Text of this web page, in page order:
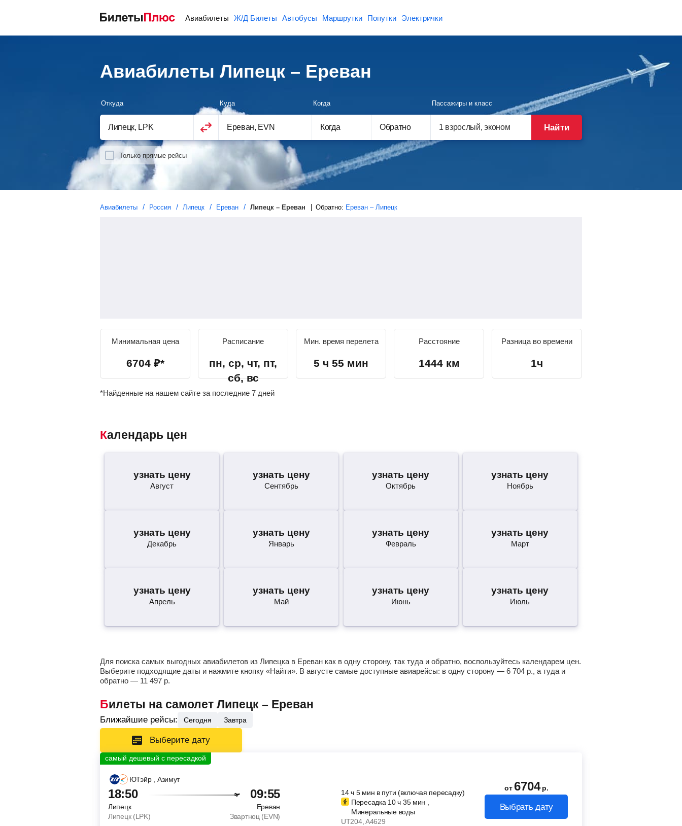
Авиабилеты Ж/Д Билеты Автобусы Маршрутки Попутки Электрички
Авиабилеты Липецк – Ереван
Откуда Куда
Когда
Когда
Обратно
Пассажиры и класс
Только прямые рейсы
Найти
Авиабилеты Россия Липецк Ереван Липецк – Ереван Обратно: Ереван – Липецк
Минимальная цена
6704 ₽*
Расписание
пн, ср, чт, пт,
сб, вс
Мин. время перелета
5 ч 55 мин
Расстояние
1444 км
Разница во времени
1ч
*Найденные на нашем сайте за последние 7 дней
Календарь цен
узнать цену
Август
узнать цену
Сентябрь
узнать цену
Октябрь
узнать цену
Ноябрь
узнать цену
Декабрь
узнать цену
Январь
узнать цену
Февраль
узнать цену
Март
узнать цену
Апрель
узнать цену
Май
узнать цену
Июнь
узнать цену
Июль
Для поиска самых выгодных авиабилетов из Липецка в Ереван как в одну сторону, так туда и обратно, воспользуйтесь календарем цен.
Выберите подходящие даты и нажмите кнопку «Найти». В августе самые доступные авиарейсы: в одну сторону — 6 704 р., а туда и
обратно — 11 497 р.
Билеты на самолет Липецк – Ереван
Ближайшие рейсы: Сегодня Завтра
Выберите дату
ЮТэйр , Азимут
18:50 09:55
Липецк
Ереван
Липецк (LPK)
Звартноц (EVN)
14ч5 мин в пути (включая пересадку)
Пересадка 10ч 35 мин
Минеральные воды
UT204, A4629
от6704 р.
Выбрать дату